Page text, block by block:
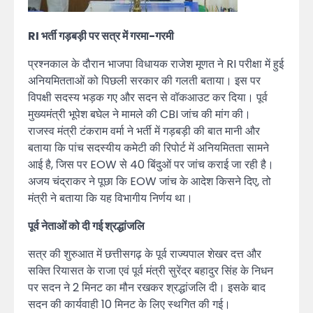
RI भर्ती गड़बड़ी पर सत्र में गरमा-गरमी
प्रश्नकाल के दौरान भाजपा विधायक राजेश मूणत ने RI परीक्षा में हुई
अनियमितताओं को पिछली सरकार की गलती बताया। इस पर
विपक्षी सदस्य भड़क गए और सदन से वॉकआउट कर दिया। पूर्व
मुख्यमंत्री भूपेश बघेल ने मामले की CBI जांच की मांग की।
राजस्व मंत्री टंकराम वर्मा ने भर्ती में गड़बड़ी की बात मानी और
बताया कि पांच सदस्यीय कमेटी की रिपोर्ट में अनियमितता सामने
आई है, जिस पर EOW से 40 बिंदुओं पर जांच कराई जा रही है।
अजय चंद्राकर ने पूछा कि EOW जांच के आदेश किसने दिए, तो
मंत्री ने बताया कि यह विभागीय निर्णय था।
पूर्व नेताओं को दी गई श्रद्धांजलि
सत्र की शुरुआत में छत्तीसगढ़ के पूर्व राज्यपाल शेखर दत्त और
सक्ति रियासत के राजा एवं पूर्व मंत्री सुरेंद्र बहादुर सिंह के निधन
पर सदन ने 2 मिनट का मौन रखकर श्रद्धांजलि दी। इसके बाद
सदन की कार्यवाही 10 मिनट के लिए स्थगित की गई।